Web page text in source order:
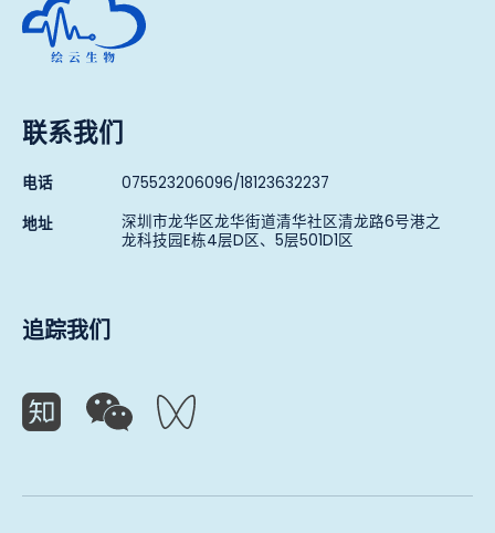
联系我们
电话 075523206096/18123632237
地址 深圳市龙华区龙华街道清华社区清龙路6号港之
龙科技园E栋4层D区、5层501D1区
追踪我们